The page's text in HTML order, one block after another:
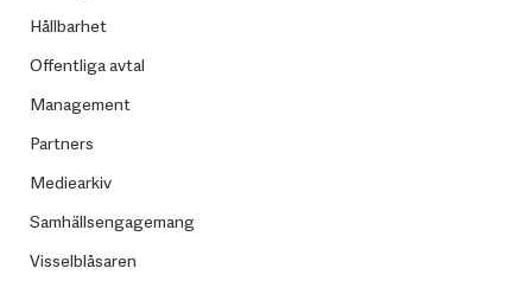
Hållbarhet
Offentliga avtal
Management
Partners
Mediearkiv
Samhällsengagemang
Visselblåsaren